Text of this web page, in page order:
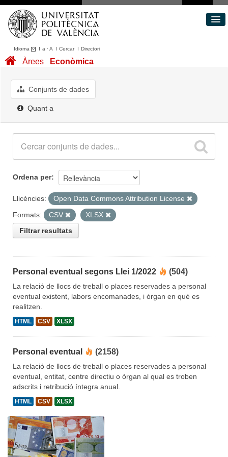
Idioma I a ·A I CercarI Directori
Conjunts de dades
Quant a
Àrees Econòmica
Conjunts de dades
Quant a
Ordena per
Llicències:
Open Data Commons Attribution License
Formats:
CSV
XLSX
Filtrar resultats
Personal eventual segons Llei 1/2022 (504)
La relació de llocs de treball o places reservades a personal
eventual existent, labors encomanades, i òrgan en què es
realitzen.
HTML CSV XLSX
Personal eventual (2158)
La relació de llocs de treball o places reservades a personal
eventual, entitat, centre directiu o òrgan al qual es troben
adscrits i retribució íntegra anual.
HTML CSV XLSX